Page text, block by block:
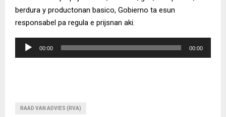
berdura y productonan basico, Gobierno ta esun
responsabel pa regula e prijsnan aki.
u
00:00 00:00
RAAD VAN ADVIES (RVA)